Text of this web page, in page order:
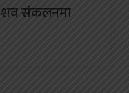
शव संकलनमा